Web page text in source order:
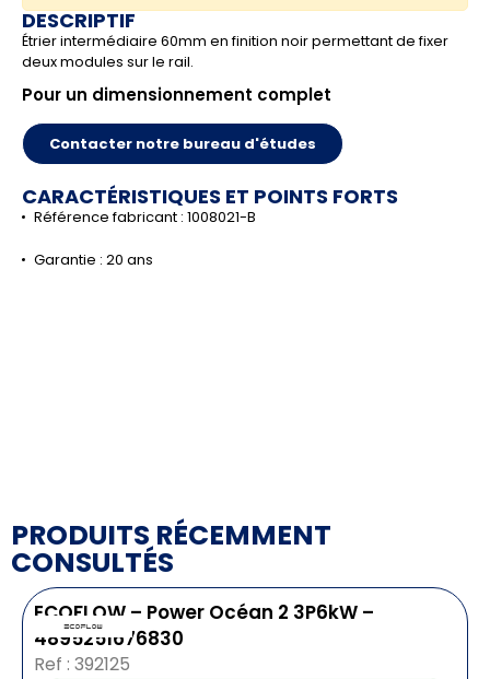
DESCRIPTIF
Étrier intermédiaire 60mm en finition noir permettant de fixer
deux modules sur le rail.
Pour un dimensionnement complet
Contacter notre bureau d'études
CARACTÉRISTIQUES ET POINTS FORTS
Référence fabricant : 1008021-B
Garantie : 20 ans
PRODUITS RÉCEMMENT
CONSULTÉS
ECOFLOW – Power Océan 2 3P6kW –
4895251676830
Ref : 392125